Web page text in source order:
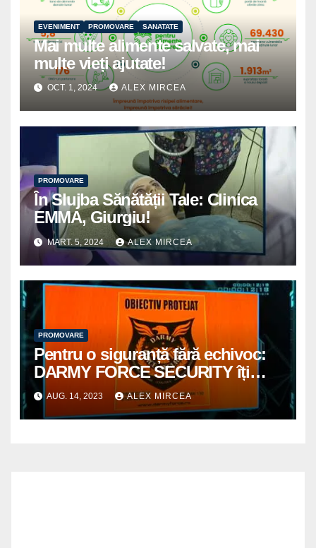
EVENIMENT PROMOVARE SANATATE
Mai multe alimente salvate, mai
multe vieți ajutate!
OCT. 1, 2024 ALEX MIRCEA
PROMOVARE
În Slujba Sănătății Tale: Clinica
EMMA, Giurgiu!
MART. 5, 2024 ALEX MIRCEA
PROMOVARE
Pentru o siguranță fără echivoc:
DARMY FORCE SECURITY îți
acoperă spatele!
AUG. 14, 2023 ALEX MIRCEA